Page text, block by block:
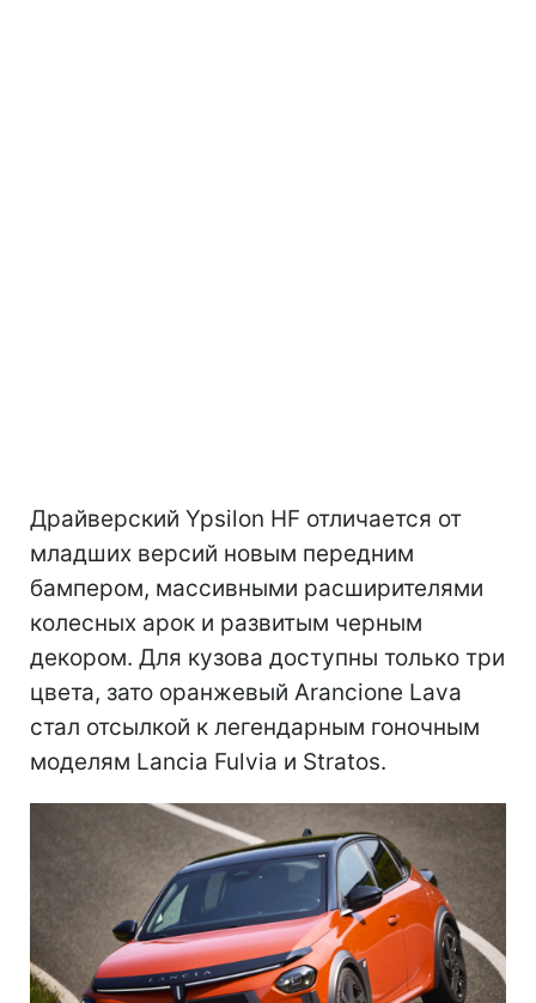
Драйверский Ypsilon HF отличается от
младших версий новым передним
бампером, массивными расширителями
колесных арок и развитым черным
декором. Для кузова доступны только три
цвета, зато оранжевый Arancione Lava
стал отсылкой к легендарным гоночным
моделям Lancia Fulvia и Stratos.